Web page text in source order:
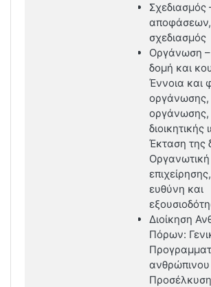
αποφάσεων,
σχεδιασμός
Οργάνωση
δομή και
Έννοια και
οργάνωσης,
οργάνωσης,
διοικητικής
Έκταση της
ευθύνη και
Διοίκηση
Πόρων: